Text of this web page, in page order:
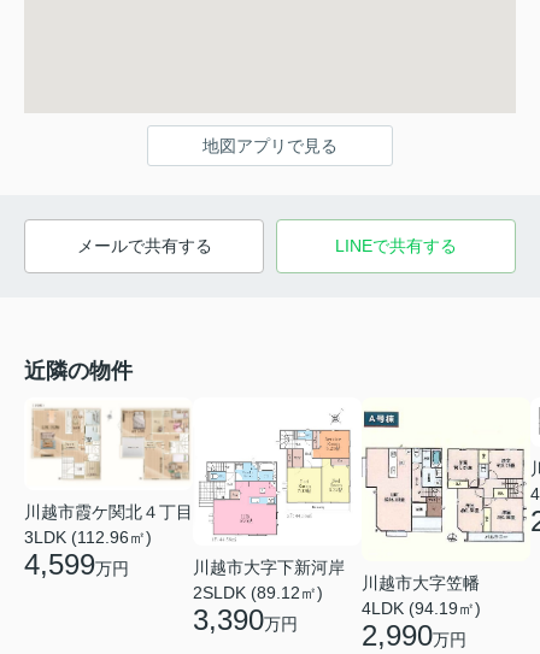
地図アプリで見る
メールで共有する LINEで共有する
近隣の物件
川越市霞ケ関北４丁目
3LDK (112.96㎡)
4,599万円
川越市大字下新河岸
2SLDK (89.12㎡)
3,390万円
川越市大字笠幡
4LDK (94.19㎡)
2,990万円